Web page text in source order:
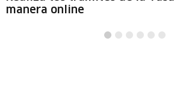
manera online